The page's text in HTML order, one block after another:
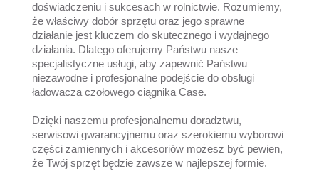
doświadczeniu i sukcesach w rolnictwie. Rozumiemy,
że właściwy dobór sprzętu oraz jego sprawne
działanie jest kluczem do skutecznego i wydajnego
działania. Dlatego oferujemy Państwu nasze
specjalistyczne usługi, aby zapewnić Państwu
niezawodne i profesjonalne podejście do obsługi
ładowacza czołowego ciągnika Case.
Dzięki naszemu profesjonalnemu doradztwu,
serwisowi gwarancyjnemu oraz szerokiemu wyborowi
części zamiennych i akcesoriów możesz być pewien,
że Twój sprzęt będzie zawsze w najlepszej formie.